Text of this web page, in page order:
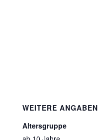
WEITERE ANGABEN
Altersgruppe